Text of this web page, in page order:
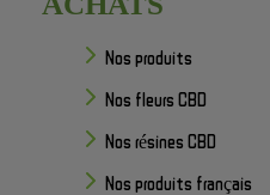
Nos produits
Nos fleurs CBD
Nos résines CBD
Nos produits français